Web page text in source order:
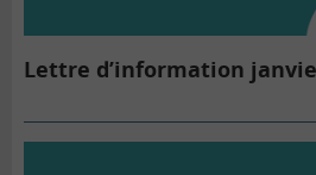
Lettre d’information